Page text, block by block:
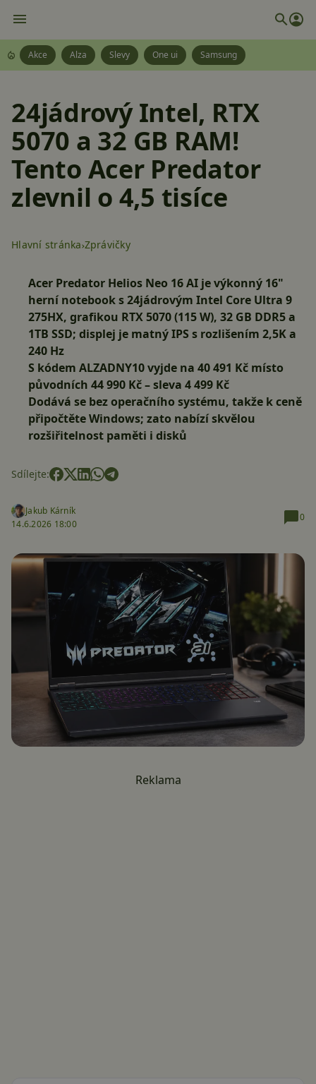
Akce Alza Slevy One ui Samsung
24jádrový Intel, RTX
5070 a 32 GB RAM!
Tento Acer Predator
zlevnil o 4,5 tisíce
Hlavní stránka Zprávičky
Acer Predator Helios Neo 16 AI je výkonný 16"
herní notebook s 24jádrovým Intel Core Ultra 9
275HX, grafikou RTX 5070 (115 W), 32 GB DDR5 a
1TB SSD; displej je matný IPS s rozlišením 2,5K a
240 Hz
S kódem ALZADNY10vyjde na 40 491 Kč místo
původních 44 990 Kč – sleva 4 499 Kč
Dodává se bez operačního systému, takže k ceně
připočtěte Windows; zato nabízí skvělou
rozšiřitelnost paměti i disků
Sdílejte:
Jakub Kárník
14.6.2026 18:00
0
Reklama